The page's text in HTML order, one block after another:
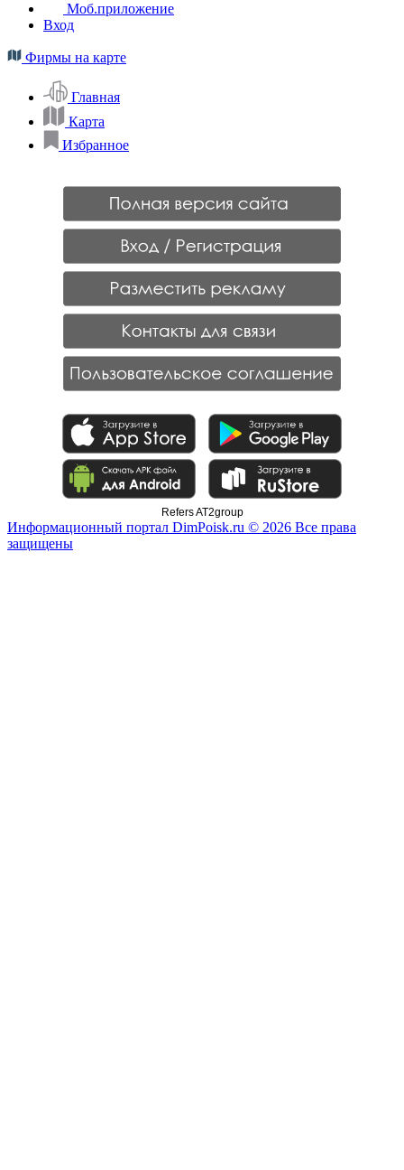
Моб.приложение
Вход
Фирмы на карте
Главная
Карта
Избранное
Refers AT2group
Информационный портал DimPoisk.ru © 2026 Все права
защищены